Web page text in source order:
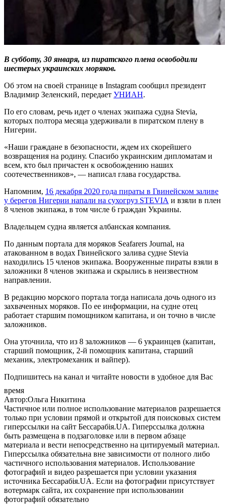
В субботу, 30 января, из пиратского плена освободили
шестерых украинских моряков.
Об этом на своей странице в Instagram сообщил президент
Владимир Зеленский, передает УНИАН.
По его словам, речь идет о членах экипажа судна Stevia,
которых полтора месяца удерживали в пиратском плену в
Нигерии.
«Наши граждане в безопасности, ждем их скорейшего
возвращения на родину. Спасибо украинским дипломатам и
всем, кто был причастен к освобождению наших
соотечественников», — написал глава государства.
Напомним, 16 декабря 2020 года пираты в Гвинейском заливе
у берегов Нигерии напали на сухогруз STEVIA и взяли в плен
8 членов экипажа, в том числе 6 граждан Украины.
Владельцем судна является албанская компания.
По данным портала для моряков Seafarers Journal, на
атакованном в водах Гвинейского залива судне Stevia
находились 15 членов экипажа. Вооруженные пираты взяли в
заложники 8 членов экипажа и скрылись в неизвестном
направлении.
В редакцию морского портала тогда написала дочь одного из
захваченных моряков. По ее информации, на судне отец
работает старшим помощником капитана, и он точно в числе
заложников.
Она уточнила, что из 8 заложников — 6 украинцев (капитан,
старший помощник, 2-й помощник капитана, старший
механик, электромеханик и вайпер).
Подпишитесь на канал и читайте новости в удобное для Вас
время
Автор:Ольга Никитина
Частичное или полное использование материалов разрешается
только при условии прямой и открытой для поисковых систем
гиперссылки на сайт Бессарабія.UA. Гиперссылка должна
быть размещена в подзаголовке или в первом абзаце
материала и вести непосредственно на цитируемый материал.
Гиперссылка обязательна вне зависимости от полного либо
частичного использования материалов. Использование
фотографий и видео разрешается при условии указания
источника Бессарабія.UA. Если на фотографии присутствует
вотермарк сайта, их сохранение при использовании
фотографий обязательно